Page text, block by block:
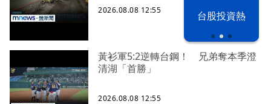
漢光42演習 台股投資熱
2026.08.08 12:55
黃衫軍5:2逆轉台鋼！ 兄弟奪本季澄
清湖「首勝」
2026.08.08 12:55